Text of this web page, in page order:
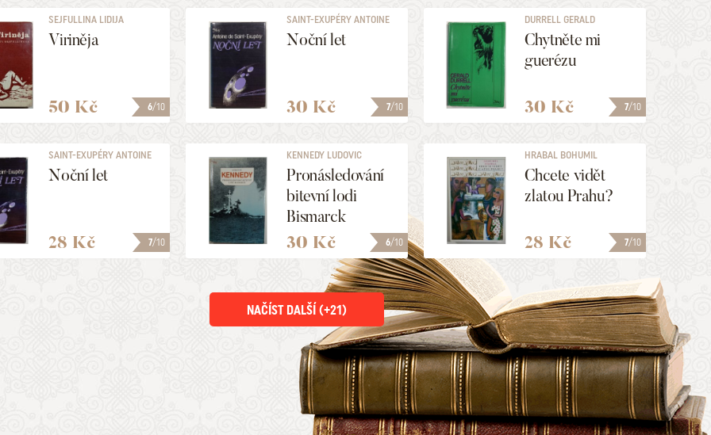
6/10
SEJFULLINA LIDIJA
Viriněja
50 Kč 7/10
SAINT-EXUPÉRY ANTOINE
DE
Noční let
30 Kč 7/10
DURRELL GERALD
Chytněte mi
guerézu
30 Kč
7/10
SAINT-EXUPÉRY ANTOINE
DE
Noční let
28 Kč 6/10
KENNEDY LUDOVIC
Pronásledování
bitevní lodi
Bismarck
30 Kč 7/10
HRABAL BOHUMIL
Chcete vidět
zlatou Prahu?
28 Kč
NAČÍST DALŠÍ (+21)